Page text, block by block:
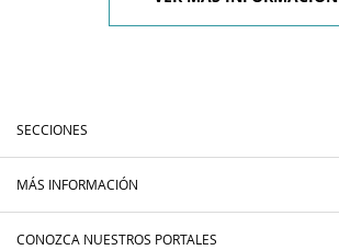
SECCIONES
MÁS INFORMACIÓN
CONOZCA NUESTROS PORTALES